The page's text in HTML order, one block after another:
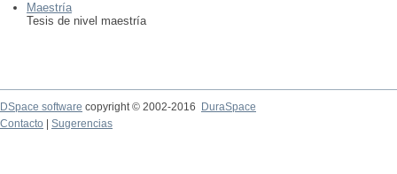
Maestría
Tesis de nivel maestría
DSpace software copyright © 2002-2016
DuraSpace
Contacto
Sugerencias